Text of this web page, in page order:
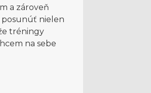
a zároveň
posunúť nielen
tréningy
na sebe